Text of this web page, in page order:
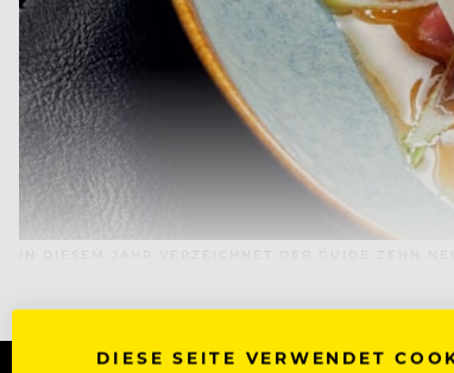
IN DIESEM JAHR VERZEICHNET DER GUIDE ZEHN
DIESE SEITE VERWENDET